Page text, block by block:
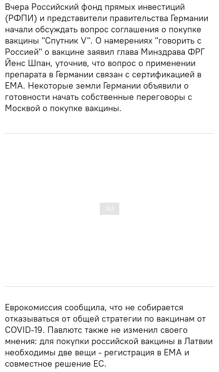
Вчера Российский фонд прямых инвестиций
(РФПИ) и представители правительства Германии
начали обсуждать вопрос соглашения о покупке
вакцины "Спутник V". О намерениях "говорить с
Россией" о вакцине заявил глава Минздрава ФРГ
Йенс Шпан, уточнив, что вопрос о применении
препарата в Германии связан с сертификацией в
ЕМА. Некоторые земли Германии объявили о
готовности начать собственные переговоры с
Москвой о покупке вакцины.
Еврокомиссия сообщила, что не собирается
отказываться от общей стратегии по вакцинам от
COVID-19. Павлютс также не изменил своего
мнения: для покупки российской вакцины в Латвии
необходимы две вещи - регистрация в EMA и
совместное решение ЕС.